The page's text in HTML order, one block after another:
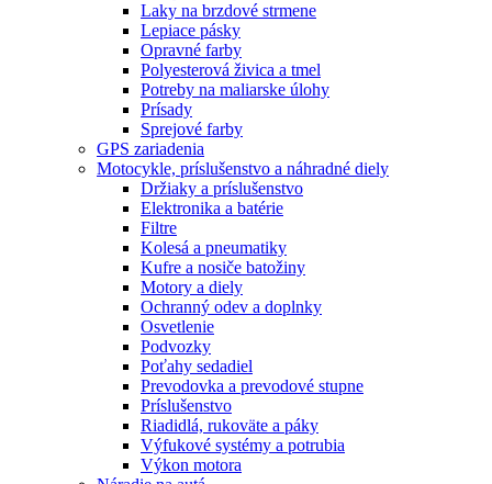
Laky na brzdové strmene
Lepiace pásky
Opravné farby
Polyesterová živica a tmel
Potreby na maliarske úlohy
Prísady
Sprejové farby
GPS zariadenia
Motocykle, príslušenstvo a náhradné diely
Držiaky a príslušenstvo
Elektronika a batérie
Filtre
Kolesá a pneumatiky
Kufre a nosiče batožiny
Motory a diely
Ochranný odev a doplnky
Osvetlenie
Podvozky
Poťahy sedadiel
Prevodovka a prevodové stupne
Príslušenstvo
Riadidlá, rukoväte a páky
Výfukové systémy a potrubia
Výkon motora